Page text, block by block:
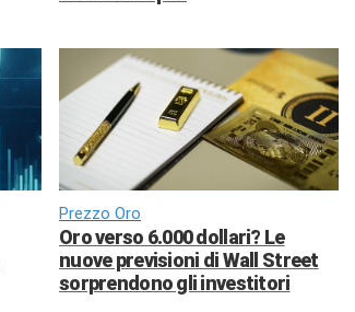
Prezzo Oro
Oro verso 6.000 dollari? Le
nuove previsioni di Wall Street
sorprendono gli investitori